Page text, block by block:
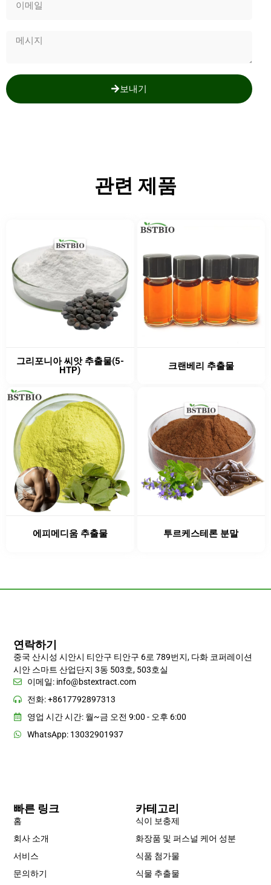
보내기
관련 제품
그리포니아 씨앗 추출물(5-
HTP)
크랜베리 추출물
에피메디움 추출물 투르케스테론 분말
카테고리
식이 보충제
화장품 및 퍼스널 케어 성분
식품 첨가물
식물 추출물
빠른 링크
홈
회사 소개
서비스
문의하기
연락하기
중국 산시성 시안시 티안구 티안구 6로 789번지, 다화 코퍼레이션
시안 스마트 산업단지 3동 503호, 503호실
이메일: info@bstextract.com
전화: +8617792897313
영업 시간 시간: 월~금 오전 9:00 - 오후 6:00
WhatsApp: 13032901937